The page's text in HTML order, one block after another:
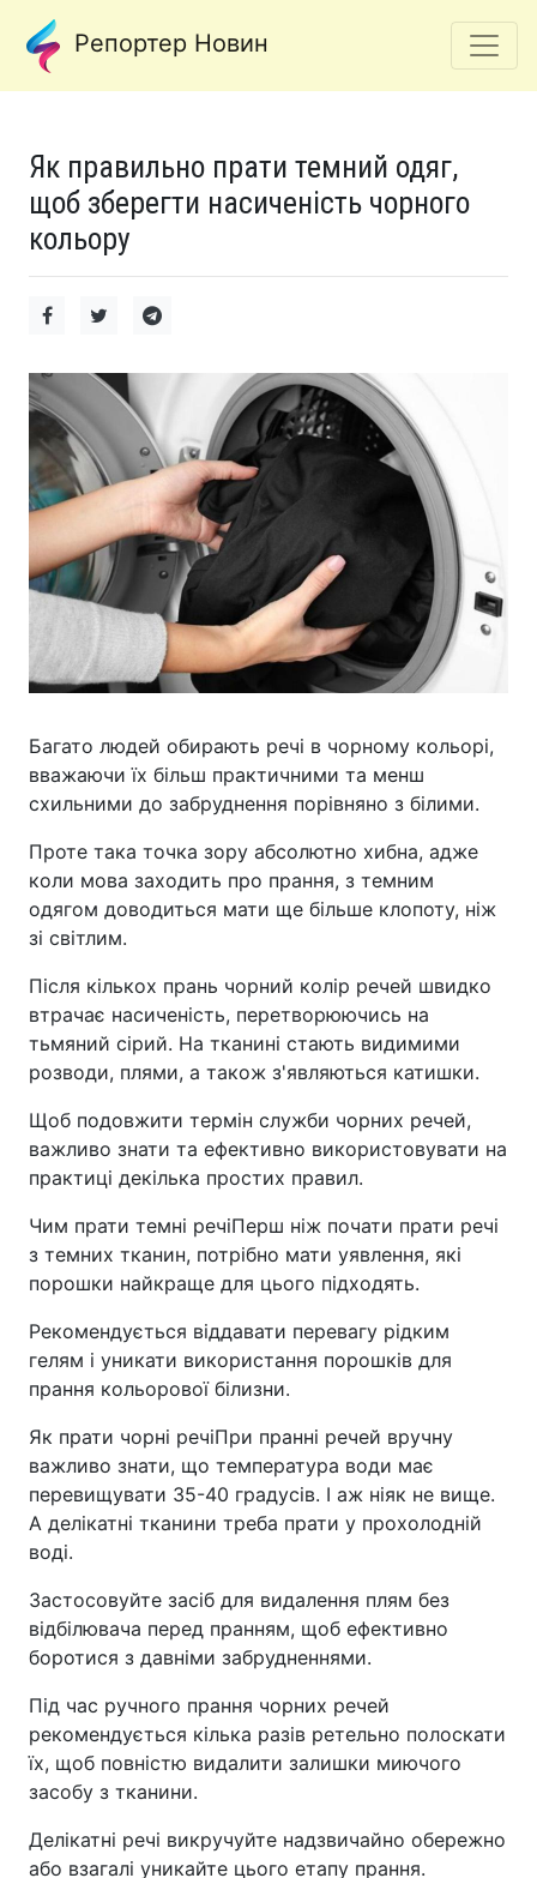
Репортер Новин
Як правильно прати темний одяг,
щоб зберегти насиченість чорного
кольору
Багато людей обирають речі в чорному кольорі,
вважаючи їх більш практичними та менш
схильними до забруднення порівняно з білими.
Проте така точка зору абсолютно хибна, адже
коли мова заходить про прання, з темним
одягом доводиться мати ще більше клопоту, ніж
зі світлим.
Після кількох прань чорний колір речей швидко
втрачає насиченість, перетворюючись на
тьмяний сірий. На тканині стають видимими
розводи, плями, а також з'являються катишки.
Щоб подовжити термін служби чорних речей,
важливо знати та ефективно використовувати на
практиці декілька простих правил.
Чим прати темні речіПерш ніж почати прати речі
з темних тканин, потрібно мати уявлення, які
порошки найкраще для цього підходять.
Рекомендується віддавати перевагу рідким
гелям і уникати використання порошків для
прання кольорової білизни.
Як прати чорні речіПри пранні речей вручну
важливо знати, що температура води має
перевищувати 35-40 градусів. І аж ніяк не вище.
А делікатні тканини треба прати у прохолодній
воді.
Застосовуйте засіб для видалення плям без
відбілювача перед пранням, щоб ефективно
боротися з давніми забрудненнями.
Під час ручного прання чорних речей
рекомендується кілька разів ретельно полоскати
їх, щоб повністю видалити залишки миючого
засобу з тканини.
Делікатні речі викручуйте надзвичайно обережно
або взагалі уникайте цього етапу прання.